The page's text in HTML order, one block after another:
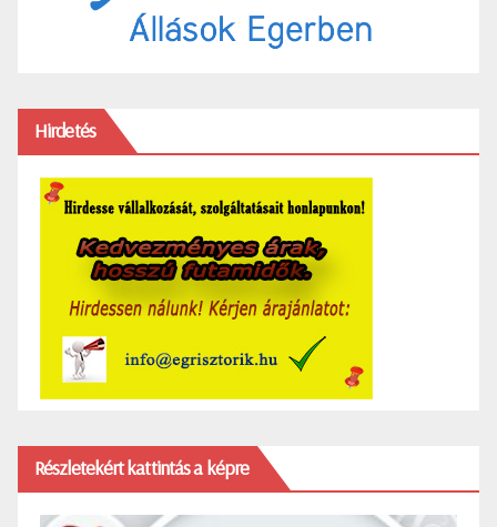
Hirdetés
Részletekért kattintás a képre